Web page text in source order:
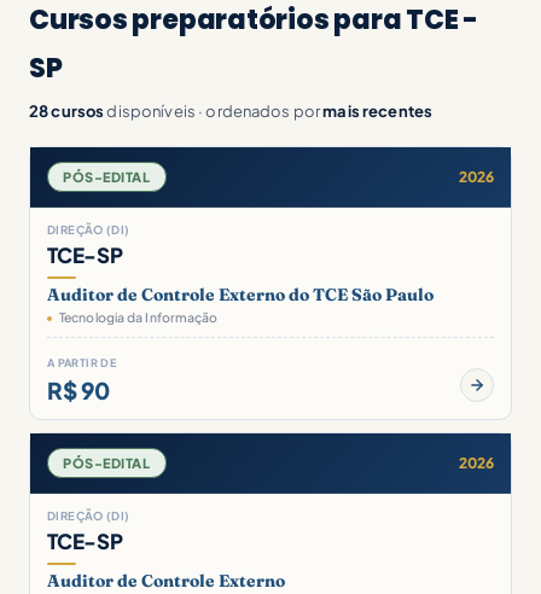
Cursos preparatórios para TCE -
SP
28 cursosdisponíveis · ordenados pormais recentes
PÓS-EDITAL 2026
DIREÇÃO (DI)
TCE-SP
Auditor de Controle Externo do TCE São Paulo
Tecnologia da Informação
A PARTIR DE
R$ 90
PÓS-EDITAL 2026
DIREÇÃO (DI)
TCE-SP
Auditor de Controle Externo